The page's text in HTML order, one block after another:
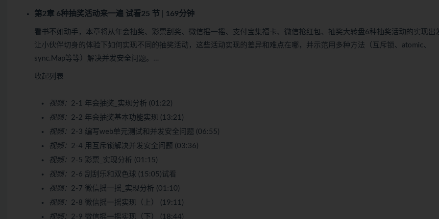
第2章 6种抽奖活动来一遍 试看25 节 | 169分钟
看书不如动手，本章将从年会抽奖、彩票刮奖、微信摇一摇、支付宝集福卡、微信抢红包、抽奖大转盘6种抽奖活动的实现出
让小伙伴切身的体验下如何实现不同的抽奖活动，这些活动实现的差异和难点在哪，并示范用多种方法（互斥锁、atomic、
sync.Map等等）解决并发安全问题。…
收起列表
视频： 2-1 年会抽奖_实现分析 (01:22)
视频： 2-2 年会抽奖基本功能实现 (13:21)
视频： 2-3 编写web单元测试和并发安全问题 (06:55)
视频： 2-4 用互斥锁解决并发安全问题 (03:36)
视频： 2-5 彩票_实现分析 (01:15)
视频： 2-6 刮刮乐和双色球 (15:05)试看
视频： 2-7 微信摇一摇_实现分析 (01:10)
视频： 2-8 微信摇一摇实现（上） (19:11)
视频： 2-9 微信摇一摇实现（下） (18:44)